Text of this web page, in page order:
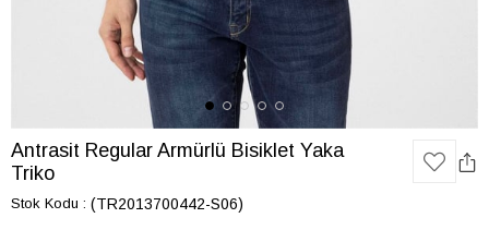
Antrasit Regular Armürlü Bisiklet Yaka
Triko
Stok Kodu (TR2013700442-S06)